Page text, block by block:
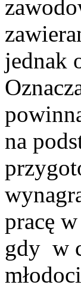
jednak
na
pracę
gdy w